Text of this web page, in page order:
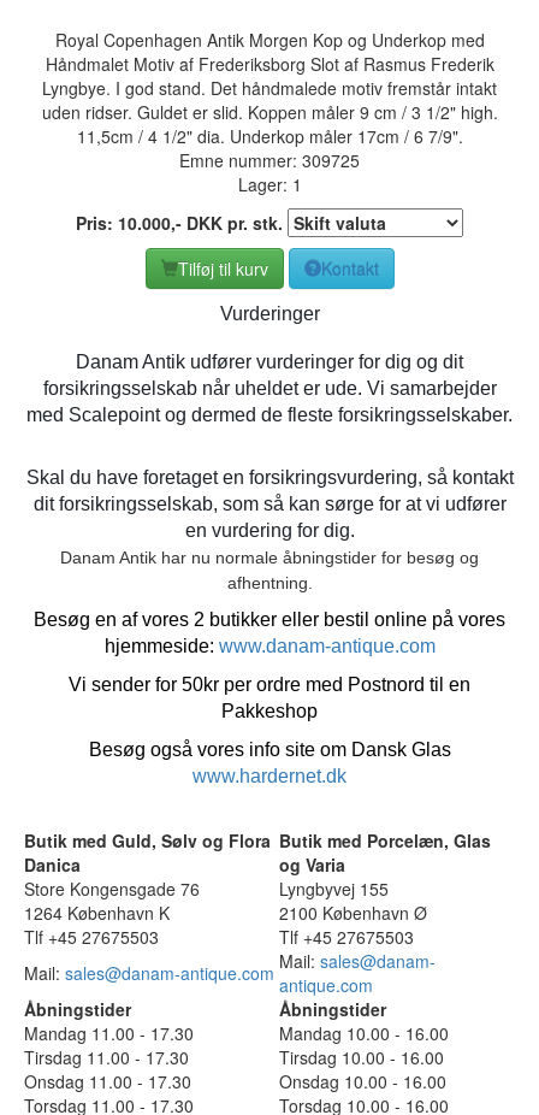
Royal Copenhagen Antik Morgen Kop og Underkop med
Håndmalet Motiv af Frederiksborg Slot af Rasmus Frederik
Lyngbye. I god stand. Det håndmalede motiv fremstår intakt
uden ridser. Guldet er slid. Koppen måler 9 cm / 3 1/2" high.
11,5cm / 4 1/2" dia. Underkop måler 17cm / 6 7/9".
Emne nummer: 309725
Lager: 1
Pris: 10.000,- DKK pr. stk.
Tilføj til kurv
Kontakt
Vurderinger
Danam Antik udfører vurderinger for dig og dit
forsikringsselskab når uheldet er ude. Vi samarbejder
med Scalepoint og dermed de fleste forsikringsselskaber.
Skal du have foretaget en forsikringsvurdering, så kontakt
dit forsikringsselskab, som så kan sørge for at vi udfører
en vurdering for dig.
Danam Antik har nu normale åbningstider for besøg og
afhentning.
Besøg en af vores 2 butikker eller bestil online på vores
hjemmeside: www.danam-antique.com
Vi sender for 50kr per ordre med Postnord til en
Pakkeshop
Besøg også vores info site om Dansk Glas
www.hardernet.dk
Butik med Guld, Sølv og Flora
Danica
Butik med Porcelæn, Glas
og Varia
Store Kongensgade 76
Lyngbyvej 155
1264 København K
2100 København Ø
Tlf +45 27675503
Tlf +45 27675503
Mail: sales@danam-antique.com Mail: sales@danam-
antique.com
Åbningstider
Åbningstider
Mandag 11.00 - 17.30
Mandag 10.00 - 16.00
Tirsdag 11.00 - 17.30
Tirsdag 10.00 - 16.00
Onsdag 11.00 - 17.30
Onsdag 10.00 - 16.00
Torsdag 11.00 - 17.30
Torsdag 10.00 - 16.00